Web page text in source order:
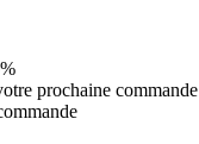
prochaine commande